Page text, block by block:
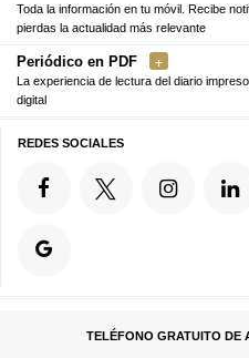
Toda la información en tu móvil. Recibe
pierdas la actualidad más relevante
Periódico en PDF
La experiencia de lectura del diario
digital
REDES SOCIALES
TELÉFONO GRATUITO DE